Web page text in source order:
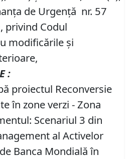
de Urgență nr. 57
privind Codul
modificările și
:
proiectul Reconversie
în zone verzi - Zona
Scenariul 3 din
al Activelor
Banca Mondială în